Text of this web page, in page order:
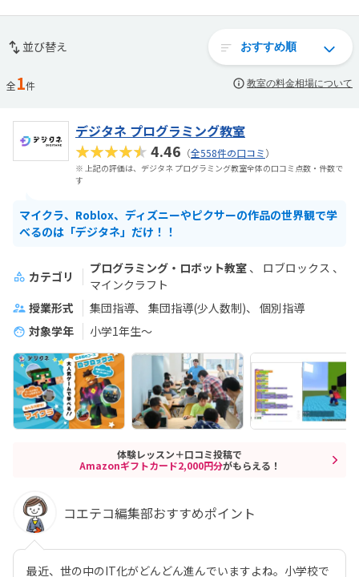
並び替え
全1件 教室の料金相場について
デジタネ プログラミング教室
★★★★★4.46 （全558件の口コミ）
※ 上記の評価は、デジタネ プログラミング教室全体の口コミ点数・件数で
す
マイクラ、Roblox、ディズニーやピクサーの作品の世界観で学
べるのは「デジタネ」だけ！！
カテゴリ
プログラミング・ロボット教室
ロブロックス
マインクラフト
授業形式
集団指導 集団指導(少人数制)
個別指導
対象学年
小学1年生～
体験レッスン＋口コミ投稿で
Amazonギフトカード2,000円分がもらえる！
コエテコ編集部おすすめポイント
最近、世の中のIT化がどんどん進んでいますよね。小学校で